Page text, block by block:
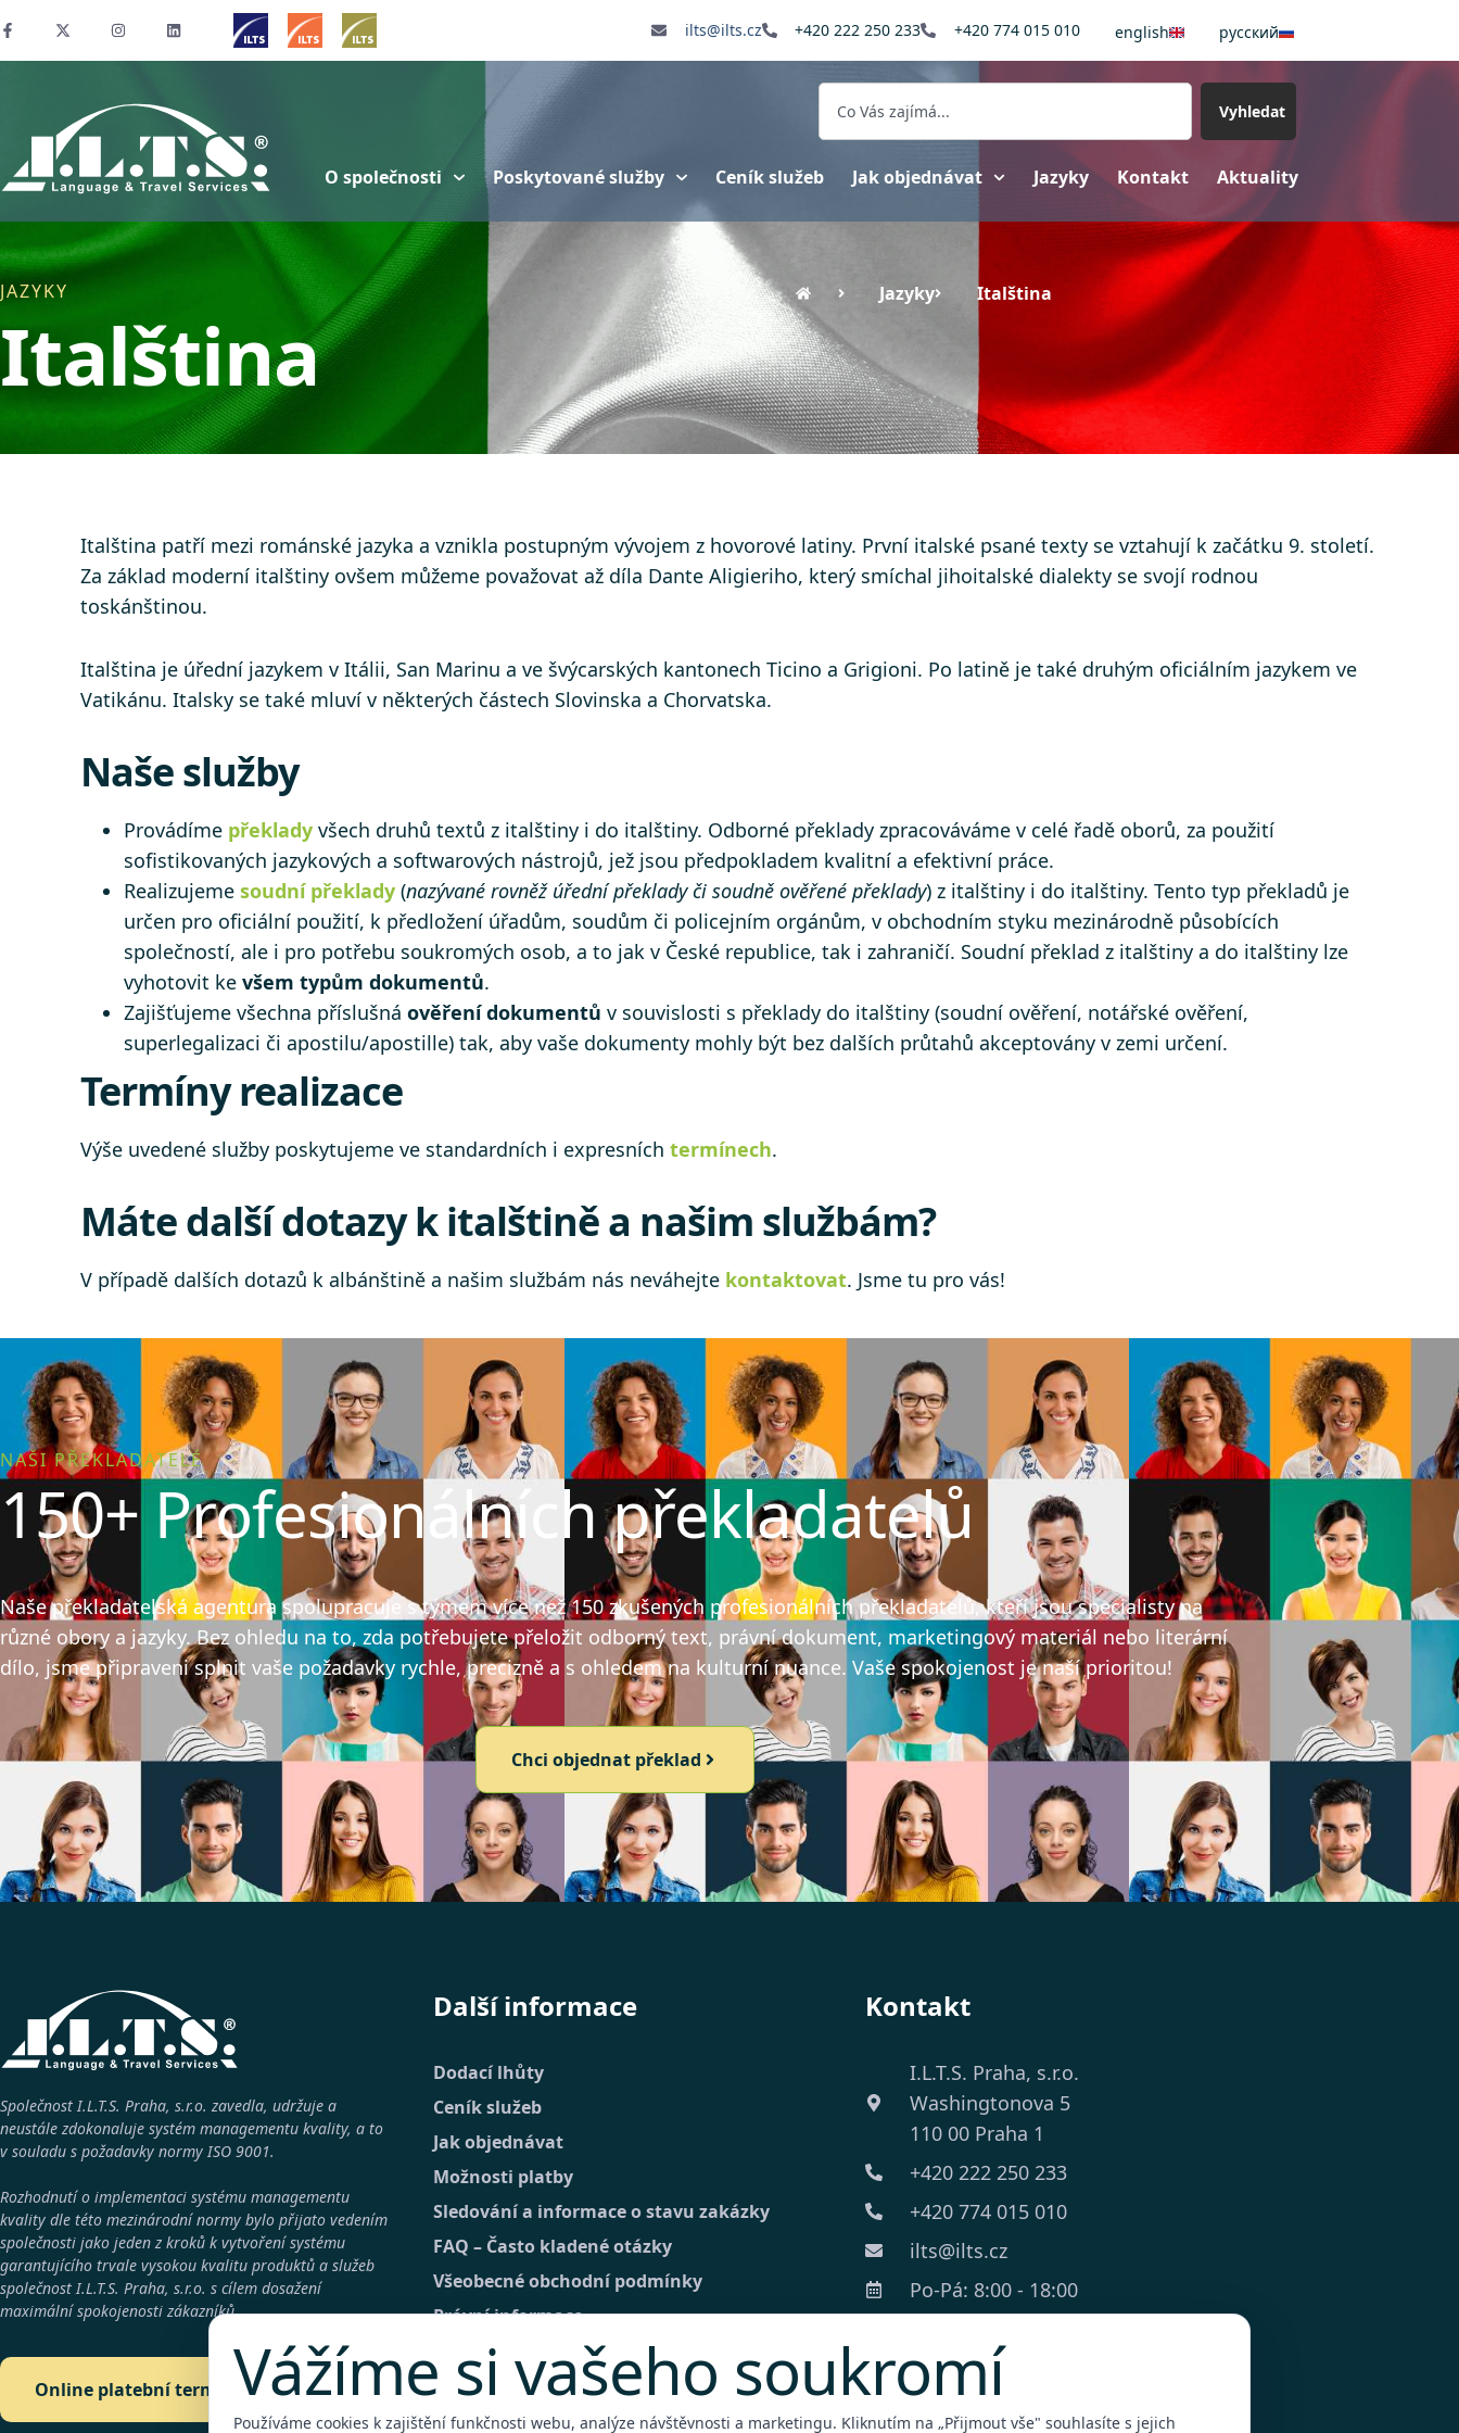
ilts@ilts.cz +420 222 250 233 +420 774 015 010 english pусский
Vyhledat
O společnosti Poskytované služby Ceník služeb Jak objednávat Jazyky Kontakt Aktuality
JAZYKY
Italština
Jazyky Italština
Italština patří mezi románské jazyka a vznikla postupným vývojem z hovorové latiny. První italské psané texty se vztahují k začátku 9. století.
Za základ moderní italštiny ovšem můžeme považovat až díla Dante Aligieriho, který smíchal jihoitalské dialekty se svojí rodnou
toskánštinou.
Italština je úřední jazykem v Itálii, San Marinu a ve švýcarských kantonech Ticino a Grigioni. Po latině je také druhým oficiálním jazykem ve
Vatikánu. Italsky se také mluví v některých částech Slovinska a Chorvatska.
Naše služby
Provádíme překlady všech druhů textů z italštiny i do italštiny. Odborné překlady zpracováváme v celé řadě oborů, za použití
sofistikovaných jazykových a softwarových nástrojů, jež jsou předpokladem kvalitní a efektivní práce.
Realizujeme soudní překlady (nazývané rovněž úřední překlady či soudně ověřené překlady) z italštiny i do italštiny. Tento typ překladů je
určen pro oficiální použití, k předložení úřadům, soudům či policejním orgánům, v obchodním styku mezinárodně působících
společností, ale i pro potřebu soukromých osob, a to jak v České republice, tak i zahraničí. Soudní překlad z italštiny a do italštiny lze
vyhotovit ke všem typům dokumentů.
Zajišťujeme všechna příslušná ověření dokumentů v souvislosti s překlady do italštiny (soudní ověření, notářské ověření,
superlegalizaci či apostilu/apostille) tak, aby vaše dokumenty mohly být bez dalších průtahů akceptovány v zemi určení.
Termíny realizace
Výše uvedené služby poskytujeme ve standardních i expresních termínech.
Máte další dotazy k italštině a našim službám?
V případě dalších dotazů k albánštině a našim službám nás neváhejte kontaktovat. Jsme tu pro vás!
NAŠI PŘEKLADATELÉ
150+ Profesionálních překladatelů
Naše překladatelská agentura spolupracuje s týmem více než 150 zkušených profesionálních překladatelů, kteří jsou specialisty na
různé obory a jazyky. Bez ohledu na to, zda potřebujete přeložit odborný text, právní dokument, marketingový materiál nebo literární
dílo, jsme připraveni splnit vaše požadavky rychle, precizně a s ohledem na kulturní nuance. Vaše spokojenost je naší prioritou!
Chci objednat překlad
Společnost I.L.T.S. Praha, s.r.o. zavedla, udržuje a
neustále zdokonaluje systém managementu kvality, a to
v souladu s požadavky normy ISO 9001.
Rozhodnutí o implementaci systému managementu
kvality dle této mezinárodní normy bylo přijato vedením
společnosti jako jeden z kroků k vytvoření systému
garantujícího trvale vysokou kvalitu produktů a služeb
společnost I.L.T.S. Praha, s.r.o. s cílem dosažení
maximální spokojenosti zákazníků.
Online platební terminál
Další informace
Dodací lhůty
Ceník služeb
Jak objednávat
Možnosti platby
Sledování a informace o stavu zakázky
FAQ – Často kladené otázky
Všeobecné obchodní podmínky
Právní informace
Kontakt
Detailní poptávka
Kontakt
I.L.T.S. Praha, s.r.o.
Washingtonova 5
110 00 Praha 1
+420 222 250 233
+420 774 015 010
ilts@ilts.cz
Po-Pá: 8:00 - 18:00
Vážíme si vašeho soukromí
Používáme cookies k zajištění funkčnosti webu, analýze návštěvnosti a marketingu. Kliknutím na „Přijmout vše" souhlasíte s jejich